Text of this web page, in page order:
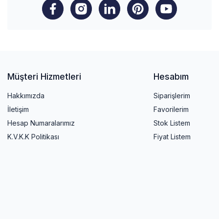
Müşteri Hizmetleri
Hakkımızda
İletişim
Hesap Numaralarımız
K.V.K.K Politikası
Hesabım
Siparişlerim
Favorilerim
Stok Listem
Fiyat Listem